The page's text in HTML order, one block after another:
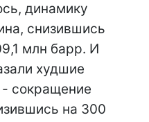
динамику
снизившись
млн барр. И
худшие
- сокращение
на 300